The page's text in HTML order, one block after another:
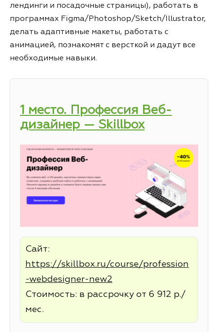
лендинги и посадочные страницы), работать в
программах Figma/Photoshop/Sketch/Illustrator,
делать адаптивные макеты, работать с
анимацией, познакомят с версткой и дадут все
необходимые навыки.
1 место. Профессия Веб-
дизайнер — Skillbox
Сайт:
https://skillbox.ru/course/profession
-webdesigner-new2
Стоимость: в рассрочку от 6 912 р./
мес.